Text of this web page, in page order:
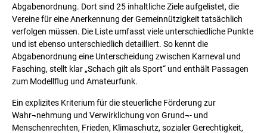
Abgabenordnung. Dort sind 25 inhaltliche Ziele aufgelistet, die
Vereine für eine Anerkennung der Gemeinnützigkeit tatsächlich
verfolgen müssen. Die Liste umfasst viele unterschiedliche Punkte
und ist ebenso unterschiedlich detailliert. So kennt die
Abgabenordnung eine Unterscheidung zwischen Karneval und
Fasching, stellt klar „Schach gilt als Sport“ und enthält Passagen
zum Modellflug und Amateurfunk.
Ein explizites Kriterium für die steuerliche Förderung zur
Wahr¬nehmung und Verwirklichung von Grund¬- und
Menschenrechten, Frieden, Klimaschutz, sozialer Gerechtigkeit,